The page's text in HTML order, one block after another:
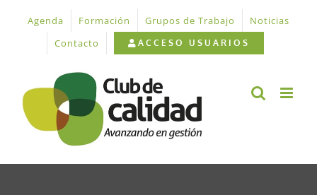
contenido
Agenda Formación Grupos de Trabajo
Noticias
Contacto
ACCESO USUARIOS